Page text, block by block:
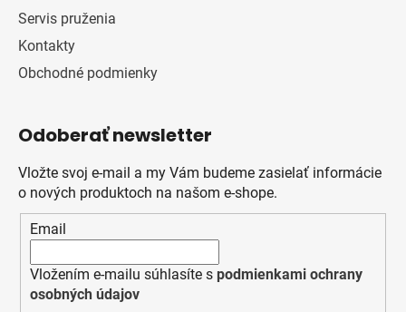
Servis pruženia
Kontakty
Obchodné podmienky
Odoberať newsletter
Vložte svoj e-mail a my Vám budeme zasielať informácie
o nových produktoch na našom e-shope.
Email
Vložením e-mailu súhlasíte s podmienkami ochrany
osobných údajov